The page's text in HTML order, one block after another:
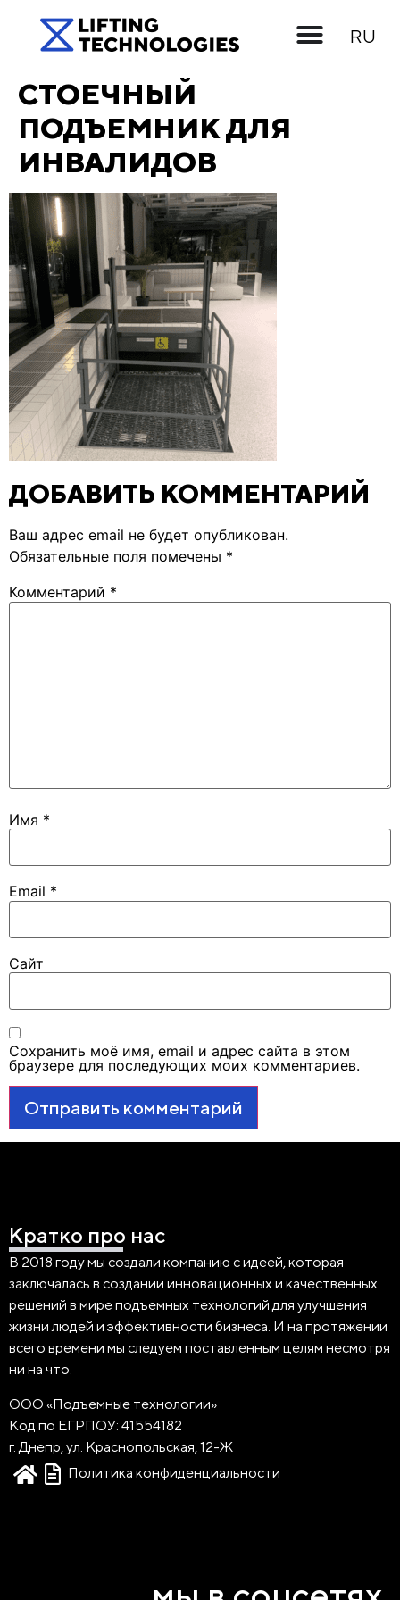
RU
EN
СТОЕЧНЫЙ
ПОДЪЕМНИК ДЛЯ
ИНВАЛИДОВ
ДОБАВИТЬ КОММЕНТАРИЙ
Ваш адрес email не будет опубликован.
Обязательные поля помечены *
Комментарий *
Имя *
Email *
Сайт
Сохранить моё имя, email и адрес сайта в этом
браузере для последующих моих комментариев.
Кратко про нас
В 2018 году мы создали компанию с идеей, которая
заключалась в создании инновационных и качественных
решений в мире подъемных технологий для улучшения
жизни людей и эффективности бизнеса. И на протяжении
всего времени мы следуем поставленным целям несмотря
ни на что.
ООО «Подъемные технологии»
Код по ЕГРПОУ: 41554182
г. Днепр, ул. Краснопольская, 12-Ж
Политика конфиденциальности